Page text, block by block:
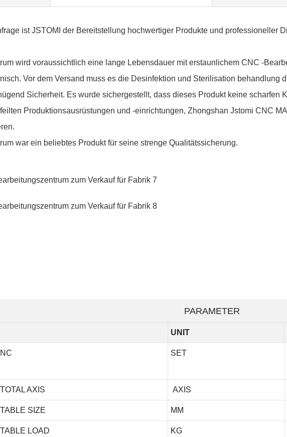
ist JSTOMI der Bereitstellung hochwertiger Produkte und professioneller
wird voraussichtlich eine lange Lebensdauer mit erstaunlichem CNC -
Vor dem Versand muss es die Desinfektion und Sterilisation behandlung
Sicherheit. Es wurde sichergestellt, dass dieses Produkt keine scharfen
Produktionsausrüstungen und -einrichtungen, Zhongshan Jstomi CNC
war ein beliebtes Produkt für seine strenge Qualitätssicherung.
PARAMETER
UNIT
NC SET
TOTAL AXIS AXIS
TABLE SIZE MM
TABLE LOAD KG